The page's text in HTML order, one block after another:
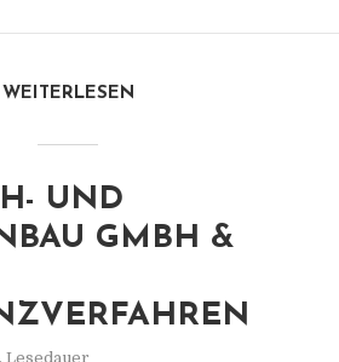
WEITERLESEN
UND
GMBH &
Lesedauer